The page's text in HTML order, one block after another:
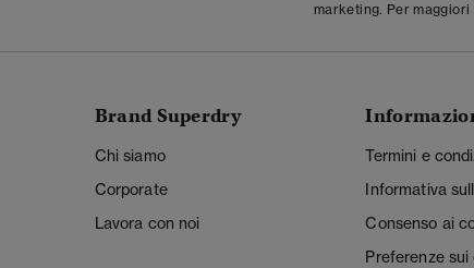
marketing. Per
Brand Superdry
Chi siamo
Corporate
Lavora con noi
Termini e
Informativa
Consenso ai
Preferenze